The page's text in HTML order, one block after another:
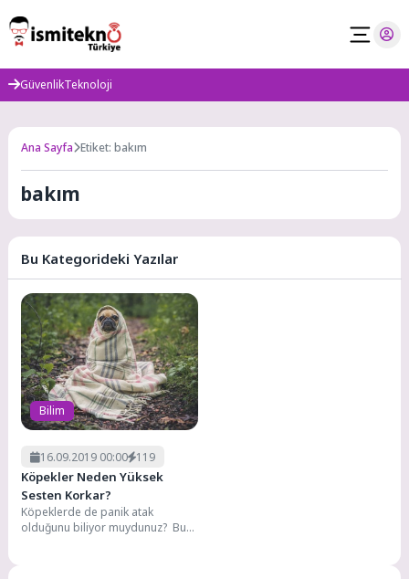
to
content
GüvenlikTeknoloji
Ana Sayfa Etiket: bakım
bakım
Bu Kategorideki Yazılar
Bilim
16.09.2019 00:00 119
Köpekler Neden Yüksek
Sesten Korkar?
Köpeklerde de panik atak
olduğunu biliyor muydunuz? Bu